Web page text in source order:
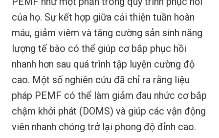
của họ. Sự kết hợp giữa cải thiện tuần hoàn
máu, giảm viêm và tăng cường sản sinh năng
lượng tế bào có thể giúp cơ bắp phục hồi
nhanh hơn sau quá trình tập luyện cường độ
cao. Một số nghiên cứu đã chỉ ra rằng liệu
pháp PEMF có thể làm giảm đau nhức cơ bắp
chậm khởi phát (DOMS) và giúp các vận động
viên nhanh chóng trở lại phong độ đỉnh cao.